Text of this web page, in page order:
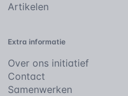
Artikelen
Extra informatie
Over ons initiatief
Contact
Samenwerken